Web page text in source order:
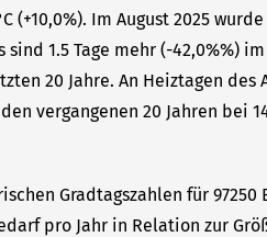
Im August 2025
1.5 Tage mehr (-42,0%%)
20 Jahre. An Heiztagen des
vergangenen 20 Jahren bei
Gradtagszahlen für 97250
pro Jahr in Relation zur